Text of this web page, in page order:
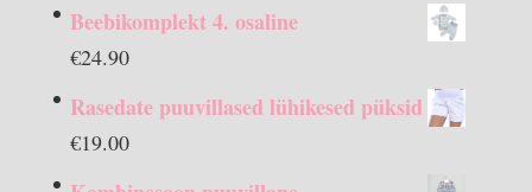
Beebikomplekt 4. osaline
€24.90
Rasedate puuvillased lühikesed püksid
€19.00